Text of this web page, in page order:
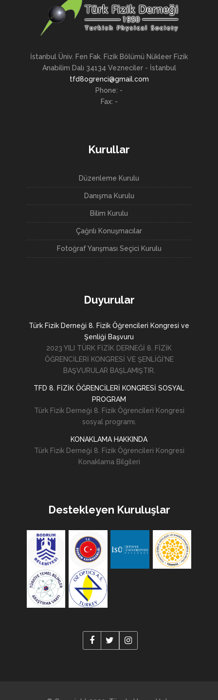
İstanbul Üniv. Fen Fak. Fizik Bölümü Nükleer Fizik
Anabilim Dalı 34134 Vezneciler - İstanbul
tfd8ogrenci@gmail.com
Phone: -
Fax: -
Kurullar
Düzenleme Kurulu
Danışma Kurulu
Bilim Kurulu
Çağrılı Konuşmacılar
Fotoğraf Yarışması Seçici Kurulu
Duyurular
Türk Fizik Derneği 8. Fizik Öğrencileri Kongresi ve
Şenliği Başvuru
2023 YILI TÜRK FİZİK DERNEĞİ 8. FİZİK
ÖĞRENCİLERİ KONGRESİ VE ŞENLİĞİ'NE
BAŞVURULAR BAŞLAMIŞTIR.
TFD 8. FİZİK ÖĞRENCİLERİ KONGRESİ SOSYAL
PROGRAM
Türk Fizik Derneği 8. Fizik Öğrencileri Kongresi
sosyal programı.
KONAKLAMA HAKKINDA
Türk Fizik Derneği 8. Fizik Öğrencileri Kongresi
Konaklama Bilgileri
Destekleyen Kuruluşlar